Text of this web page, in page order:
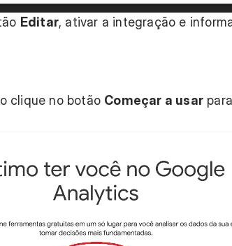
Editar, ativar a integração e
clique no botão Começar a usar